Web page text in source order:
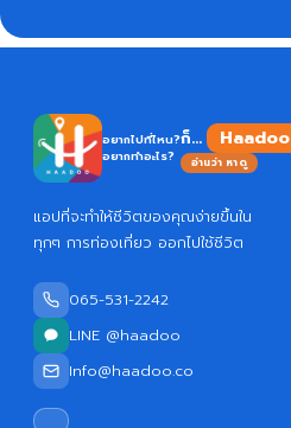
อยากไปที่ไหน?
อยากทำอะไร?
ก็... Haadoo
อ่านว่า หาดู
แอปที่จะทำให้ชีวิตของคุณง่ายขึ้นใน
ทุกๆ การท่องเที่ยว ออกไปใช้ชีวิต
065-531-2242
LINE @haadoo
Info@haadoo.co